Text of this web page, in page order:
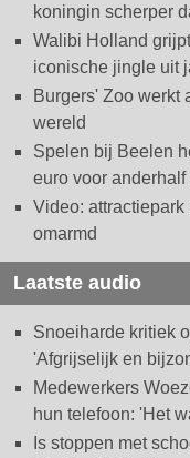
koningin scherper
Walibi Holland
iconische jingle uit
Burgers' Zoo werkt
wereld
Spelen bij Beelen
euro voor
Video:
omarmd
Laatste audio
Snoeiharde kritiek
'Afgrijselijk en
Medewerkers
hun telefoon: 'Het
Is stoppen met